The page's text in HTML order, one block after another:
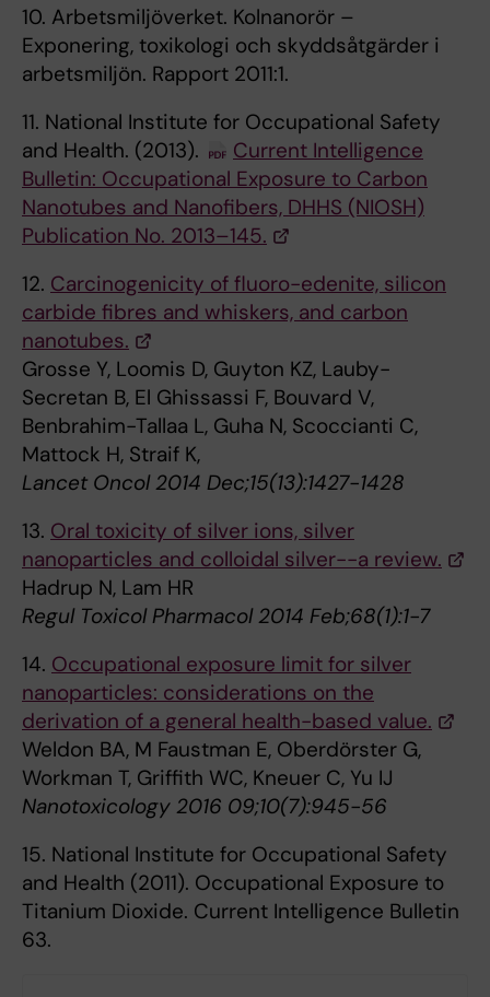
10. Arbetsmiljöverket. Kolnanorör –
Exponering, toxikologi och skyddsåtgärder i
arbetsmiljön. Rapport 2011:1.
11. National Institute for Occupational Safety
and Health. (2013).
Current Intelligence
Bulletin: Occupational Exposure to Carbon
Nanotubes and Nanofibers, DHHS (NIOSH)
Publication No. 2013–145.
12. Carcinogenicity of fluoro-edenite, silicon
carbide fibres and whiskers, and carbon
nanotubes.
Grosse Y, Loomis D, Guyton KZ, Lauby-
Secretan B, El Ghissassi F, Bouvard V,
Benbrahim-Tallaa L, Guha N, Scoccianti C,
Mattock H, Straif K,
Lancet Oncol 2014 Dec;15(13):1427-1428
13. Oral toxicity of silver ions, silver
nanoparticles and colloidal silver--a review.
Hadrup N, Lam HR
Regul Toxicol Pharmacol 2014 Feb;68(1):1-7
14. Occupational exposure limit for silver
nanoparticles: considerations on the
derivation of a general health-based value.
Weldon BA, M Faustman E, Oberdörster G,
Workman T, Griffith WC, Kneuer C, Yu IJ
Nanotoxicology 2016 09;10(7):945-56
15. National Institute for Occupational Safety
and Health (2011). Occupational Exposure to
Titanium Dioxide. Current Intelligence Bulletin
63.